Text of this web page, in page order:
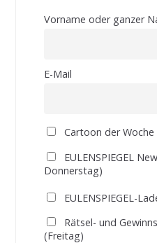
Vorname oder ganzer
E-Mail
Cartoon der
EULENSPIEGEL
Donnerstag)
EULENSPIEGEL-
Rätsel- und
(Freitag)